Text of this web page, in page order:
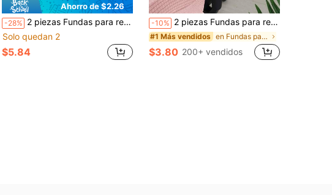
Ahorro de $2.26
-28% 2 piezas Fundas para reposabrazos de sofá de PU negro (con 4 pegatinas incluidas), diseño minimalista clásico, protectores de reposabrazos de sofá a prueba de polvo y elásticos, anti-arañazos de gato, removibles y lavables, adecuados para reposabrazos de sofá en sala de estar, estudio, dormitorio, en colores marrón, rojo vino, gris claro
Solo quedan 2
$5.84
-10% 2 piezas Fundas para reposabrazos de silla, Almohadillas para reposabrazos de silla de escritorio
#1 Más vendidos en Fundas para reposabrazos
$3.80 200+ vendidos